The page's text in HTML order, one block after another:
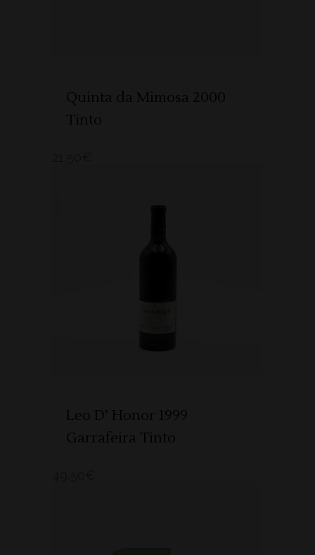
Quinta da Mimosa 2000
Tinto
Leo D’ Honor 1999
Garrafeira Tinto